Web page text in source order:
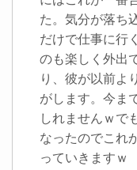
た。気分が落ち
だけで仕事に行
のも楽しく外出
り、彼が以前よ
がします。今ま
しれませんｗで
なったのでこれ
っていきますｗ